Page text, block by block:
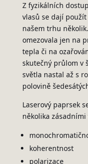
Z fyzikálních
vlasů se dají
našem trhu
omezovala jen na
tepla či na
skutečný průlom v
světla nastal až s
polovině
Laserový paprsek
několika
koherentnost
polarizace